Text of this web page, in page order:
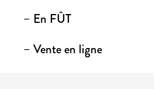
– En FÛT
– Vente en ligne